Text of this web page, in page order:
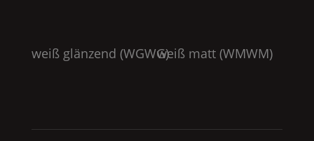
weiß glänzend (WGWG)
weiß matt (WMWM)